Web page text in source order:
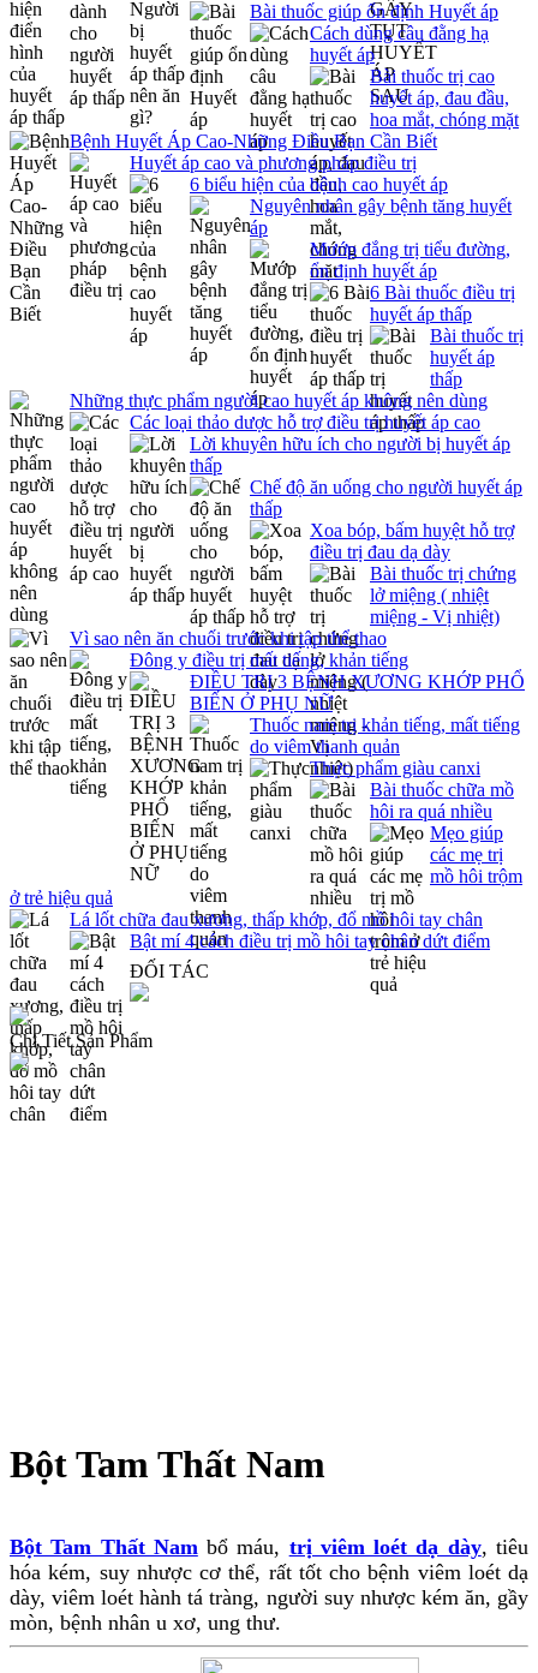
Bài thuốc giúp ổn định Huyết áp
Cách dùng câu đằng hạ
huyết áp
Bài thuốc trị cao
huyết áp, đau đầu,
hoa mắt, chóng mặt
Bệnh Huyết Áp Cao-Những Điều Bạn Cần Biết
Huyết áp cao và phương pháp điều trị
6 biểu hiện của bệnh cao huyết áp
Nguyên nhân gây bệnh tăng huyết
áp
Mướp đắng trị tiểu đường,
ổn định huyết áp
6 Bài thuốc điều trị
huyết áp thấp
Bài thuốc trị
huyết áp
thấp
Những thực phẩm người cao huyết áp không nên dùng
Các loại thảo dược hỗ trợ điều trị huyết áp cao
Lời khuyên hữu ích cho người bị huyết áp
thấp
Chế độ ăn uống cho người huyết áp
thấp
Xoa bóp, bấm huyệt hỗ trợ
điều trị đau dạ dày
Bài thuốc trị chứng
lở miệng ( nhiệt
miệng - Vị nhiệt)
Vì sao nên ăn chuối trước khi tập thể thao
Đông y điều trị mất tiếng, khản tiếng
ĐIỀU TRỊ 3 BỆNH XƯƠNG KHỚP PHỔ
BIẾN Ở PHỤ NỮ
Thuốc nam trị khản tiếng, mất tiếng
do viêm thanh quản
Thực phẩm giàu canxi
Bài thuốc chữa mồ
hôi ra quá nhiều
Mẹo giúp
các mẹ trị
mồ hôi trộm
ở trẻ hiệu quả
Lá lốt chữa đau xương, thấp khớp, đổ mồ hôi tay chân
Bật mí 4 cách điều trị mồ hôi tay chân dứt điểm
ĐỐI TÁC
Chi Tiết Sản Phẩm
Bột Tam Thất Nam
Bột Tam Thất Nam bổ máu, trị viêm loét dạ dày, tiêu
hóa kém, suy nhược cơ thể, rất tốt cho bệnh viêm loét dạ
dày, viêm loét hành tá tràng, người suy nhược kém ăn, gầy
mòn, bệnh nhân u xơ, ung thư.